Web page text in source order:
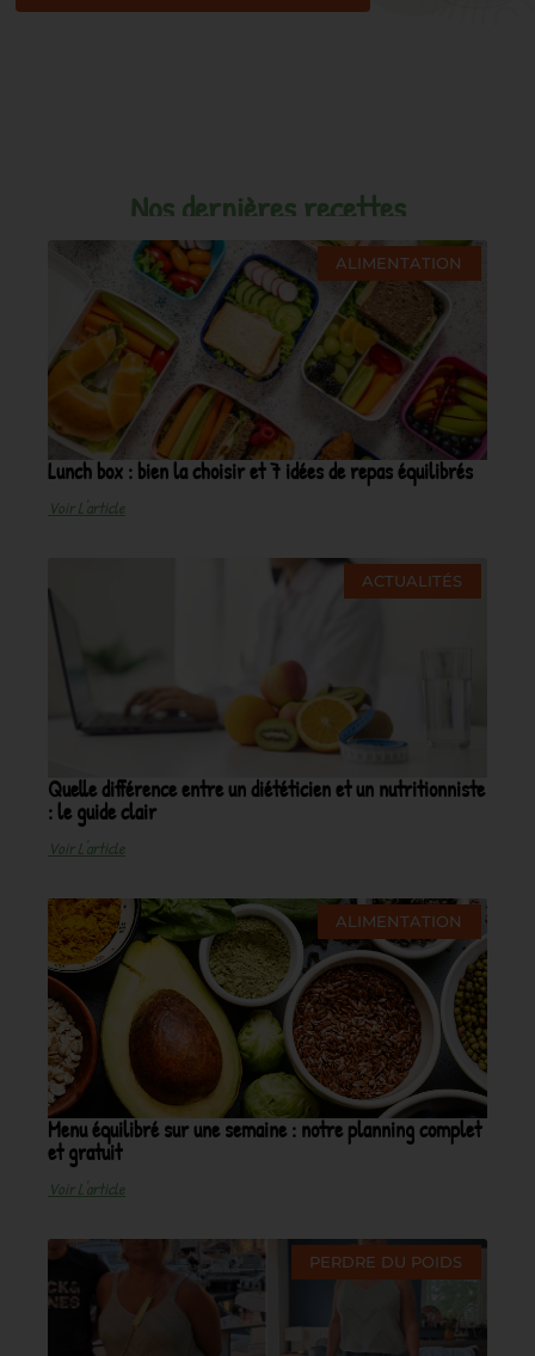
Nos dernières recettes
ALIMENTATION
Lunch box : bien la choisir et 7 idées de repas équilibrés
Voir L'article
ACTUALITÉS
Quelle différence entre un diététicien et un nutritionniste
: le guide clair
Voir L'article
ALIMENTATION
Menu équilibré sur une semaine : notre planning complet
et gratuit
Voir L'article
PERDRE DU POIDS